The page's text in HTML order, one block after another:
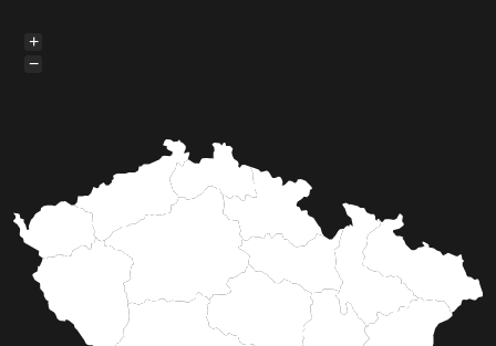
+
−